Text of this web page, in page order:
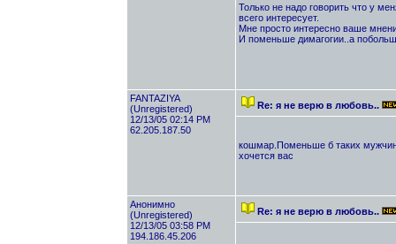
Только не надо говорить что у
всего интересует.
Мне просто интересно ваше
И поменьше димагогии..а
FANTAZIYA
(Unregistered)
12/13/05 02:14 PM
62.205.187.50
Re: я не верю в любовь..
кошмар.Поменьше б таких
хочется вас
Анонимно
(Unregistered)
12/13/05 03:58 PM
194.186.45.206
Re: я не верю в любовь..